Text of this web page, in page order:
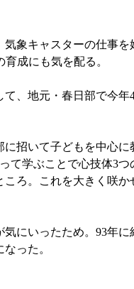
象キャスターの仕事を
成にも気を配る。
、地元・春日部で今年
招いて子どもを中心に
学ぶことで心技体3つ
ろ。これを大きく咲か
にいったため。93年に
った。